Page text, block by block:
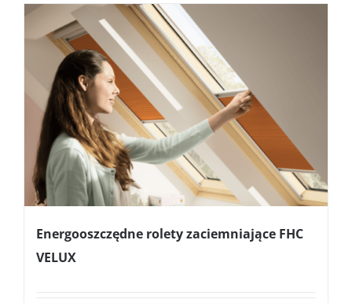
Energooszczędne rolety zaciemniające FHC
VELUX